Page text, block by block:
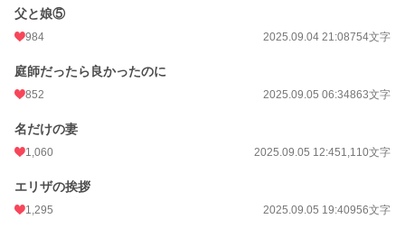
父と娘⑤
984 2025.09.04 21:08754文字
庭師だったら良かったのに
852 2025.09.05 06:34863文字
名だけの妻
1,060 2025.09.05 12:451,110文字
エリザの挨拶
1,295 2025.09.05 19:40956文字